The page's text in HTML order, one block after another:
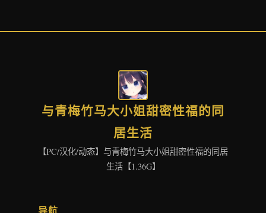
与青梅竹马大小姐甜密性福的同
居生活
【PC/汉化/动态】与青梅竹马大小姐甜密性福的同居
生活【1.36G】
导航